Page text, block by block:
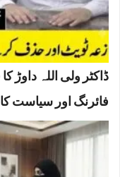
ڈاکٹر ولی اللہ داوڑ
فائرنگ اور سیاست کا